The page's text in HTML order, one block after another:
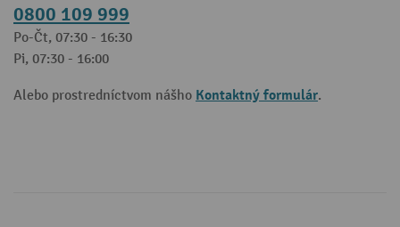
0800 109 999
Po-Čt, 07:30 - 16:30
Pi, 07:30 - 16:00
Alebo prostredníctvom nášho Kontaktný formulár.